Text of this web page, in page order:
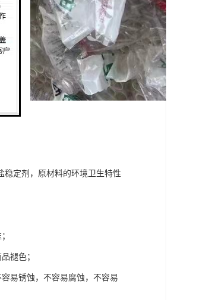
稳定剂，原材料的环境卫生特性
褪色；
易锈蚀，不容易腐蚀，不容易